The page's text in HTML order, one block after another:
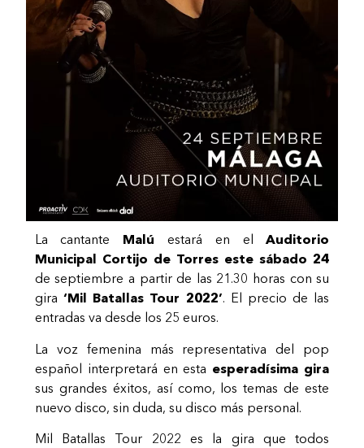
La cantante Malú estará en elAuditorio
Municipal Cortijo de Torres este sábado 24
de septiembre a partir de las 21.30 horas con su
gira ‘Mil Batallas Tour 2022’. El precio de las
entradas va desde los 25 euros.
La voz femenina más representativa del pop
español interpretará en esta esperadísima gira
sus grandes éxitos, así como, los temas de este
nuevo disco, sin duda, su disco más personal.
Mil Batallas Tour 2022 es la gira que todos